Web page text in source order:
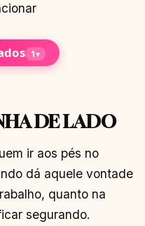
1▾
DE LADO
ir aos pés no
dá aquele vontade
quanto na
segurando.